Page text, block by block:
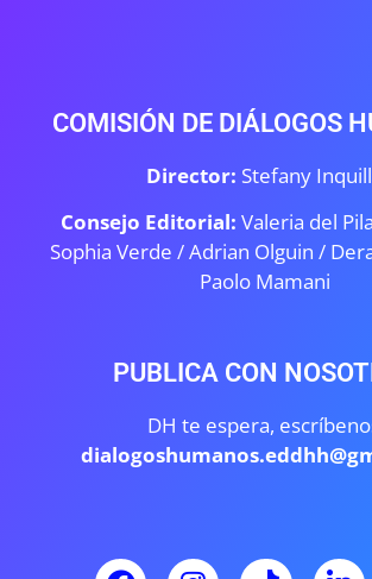
COMISIÓN DE DIÁLOGOS
Director: Stefany
Consejo Editorial: Valeria del
Sophia Verde /Adrian Olguin /
Paolo Mamani
PUBLICA CON
DH te espera,